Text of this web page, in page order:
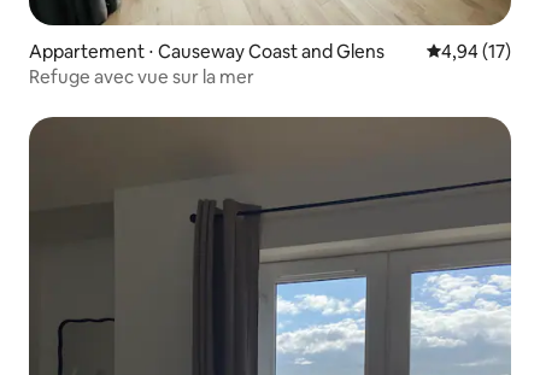
Appartement ⋅ Causeway Coast and Glens Évaluation
4,94 (17)
Refuge avec vue sur la mer